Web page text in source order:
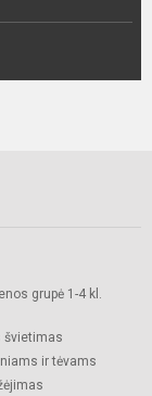
grupė 1-4 kl.
švietimas
ir tėvams